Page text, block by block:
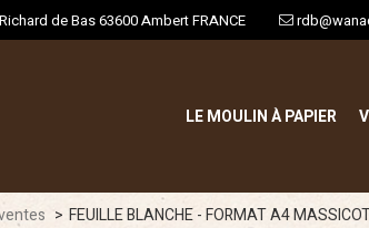
LE MOULIN À PAPIER
FEUILLE BLANCHE - FORMAT A4
de Bas 63600 Ambert FRANCE